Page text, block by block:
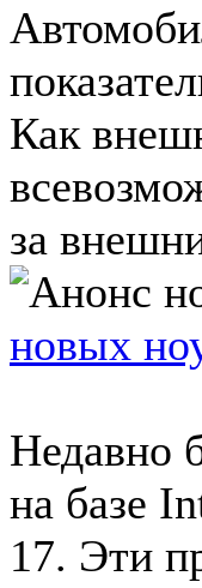
Как
за
новых
Недавно
на базе
17. Эти